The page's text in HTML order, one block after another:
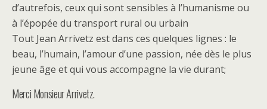
d’autrefois, ceux qui sont sensibles à l’humanisme ou
à l’épopée du transport rural ou urbain
Tout Jean Arrivetz est dans ces quelques lignes : le
beau, l’humain, l’amour d’une passion, née dès le plus
jeune âge et qui vous accompagne la vie durant;
Merci Monsieur Arrivetz.